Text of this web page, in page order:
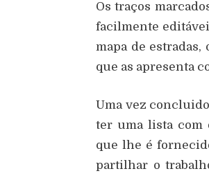
Os traços
facilmente
mapa de
que as apresenta
Uma vez
ter uma lista com
que lhe é
partilhar o